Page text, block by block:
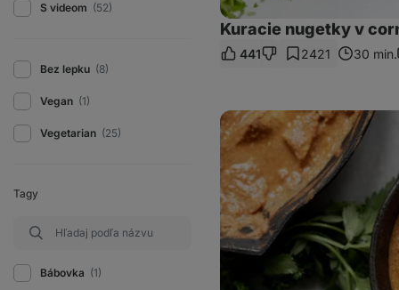
S videom (52)
Bez lepku (8)
Vegan (1)
Vegetarian (25)
Tagy
Bábovka (1)
Kuracie nugetky v
441 2421 30 min.
Fit
indické
maslové